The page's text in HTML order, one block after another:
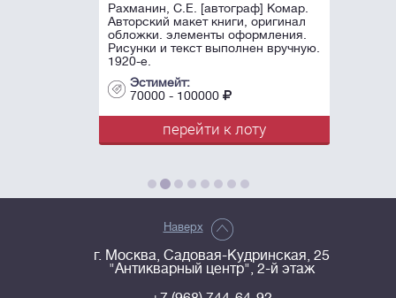
Рахманин, С.Е. [автограф] Комар.
Авторский макет книги, оригинал
обложки. элементы оформления.
Рисунки и текст выполнен вручную.
1920-е.
Эстимейт:
70000 - 100000
перейти к лоту
Наверх
г. Москва, Садовая-Кудринская, 25
"Антикварный центр", 2-й этаж